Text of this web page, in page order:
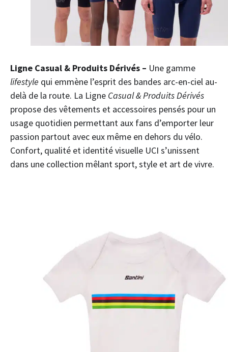
Ligne Casual & Produits Dérivés – Une gamme
lifestyle qui emmène l’esprit des bandes arc-en-ciel au-
delà de la route. La Ligne Casual & Produits Dérivés
propose des vêtements et accessoires pensés pour un
usage quotidien permettant aux fans d’emporter leur
passion partout avec eux même en dehors du vélo.
Confort, qualité et identité visuelle UCI s’unissent
dans une collection mêlant sport, style et art de vivre.